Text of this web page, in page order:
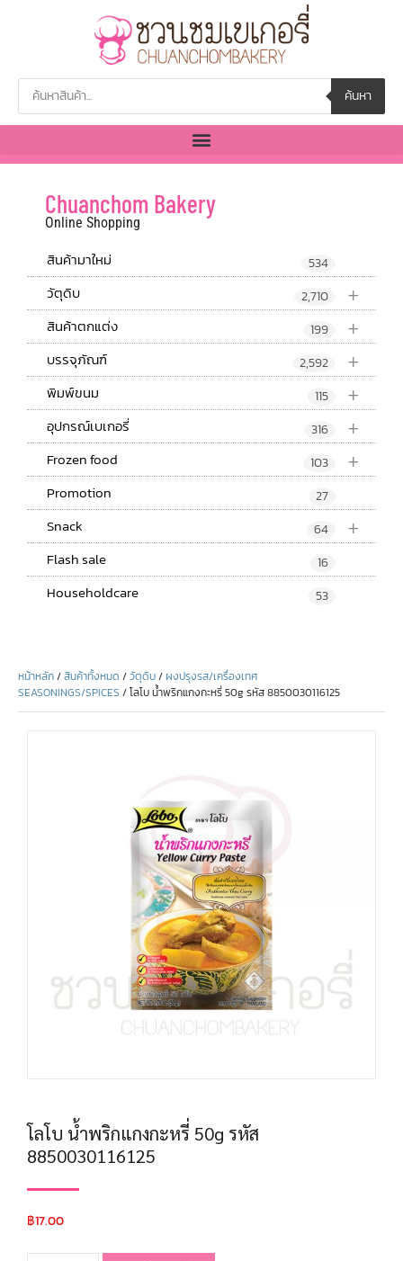
ค้นหา
Chuanchom Bakery
Online Shopping
สินค้ามาใหม่ 534
+
วัตุดิบ 2,710
+
สินค้าตกแต่ง 199
+
บรรจุภัณฑ์ 2,592
+
พิมพ์ขนม 115
+
อุปกรณ์เบเกอรี่ 316
+
Frozen food 103
Promotion 27
+
Snack 64
Flash sale 16
Householdcare 53
หน้าหลัก/สินค้าทั้งหมด /วัตุดิบ/ผงปรุงรส/เครื่องเทศ
SEASONINGS/SPICES / โลโบ น้ำพริกแกงกะหรี่ 50g รหัส 8850030116125
โลโบ น้ำพริกแกงกะหรี่ 50g รหัส
8850030116125
฿17.00